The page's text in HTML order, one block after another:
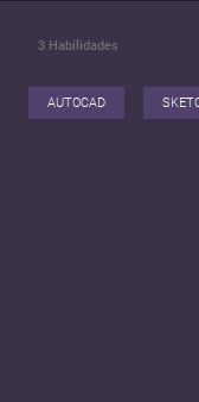
3 Habilidades
AUTOCAD